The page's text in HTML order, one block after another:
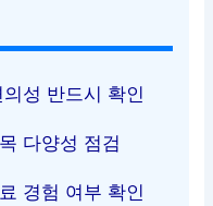
성 반드시 확인
다양성 점검
경험 여부 확인